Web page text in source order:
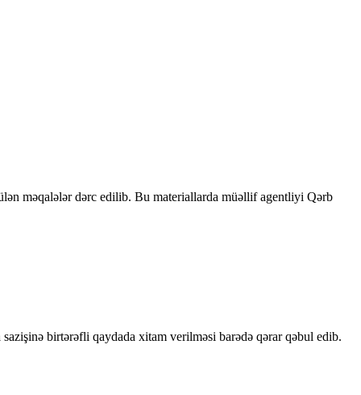
məqalələr dərc edilib. Bu materiallarda müəllif agentliyi Qərb
birtərəfli qaydada xitam verilməsi barədə qərar qəbul edib.